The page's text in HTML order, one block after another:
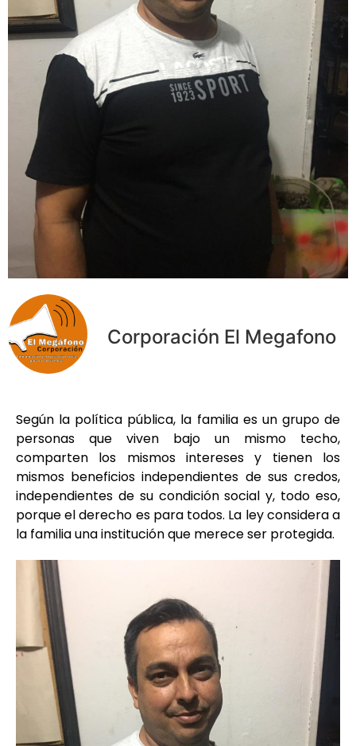
Corporación El Megafono
Según la política pública, la familia es un grupo de
personas que viven bajo un mismo techo,
comparten los mismos intereses y tienen los
mismos beneficios independientes de sus credos,
independientes de su condición social y, todo eso,
porque el derecho es para todos. La ley considera a
la familia una institución que merece ser protegida.